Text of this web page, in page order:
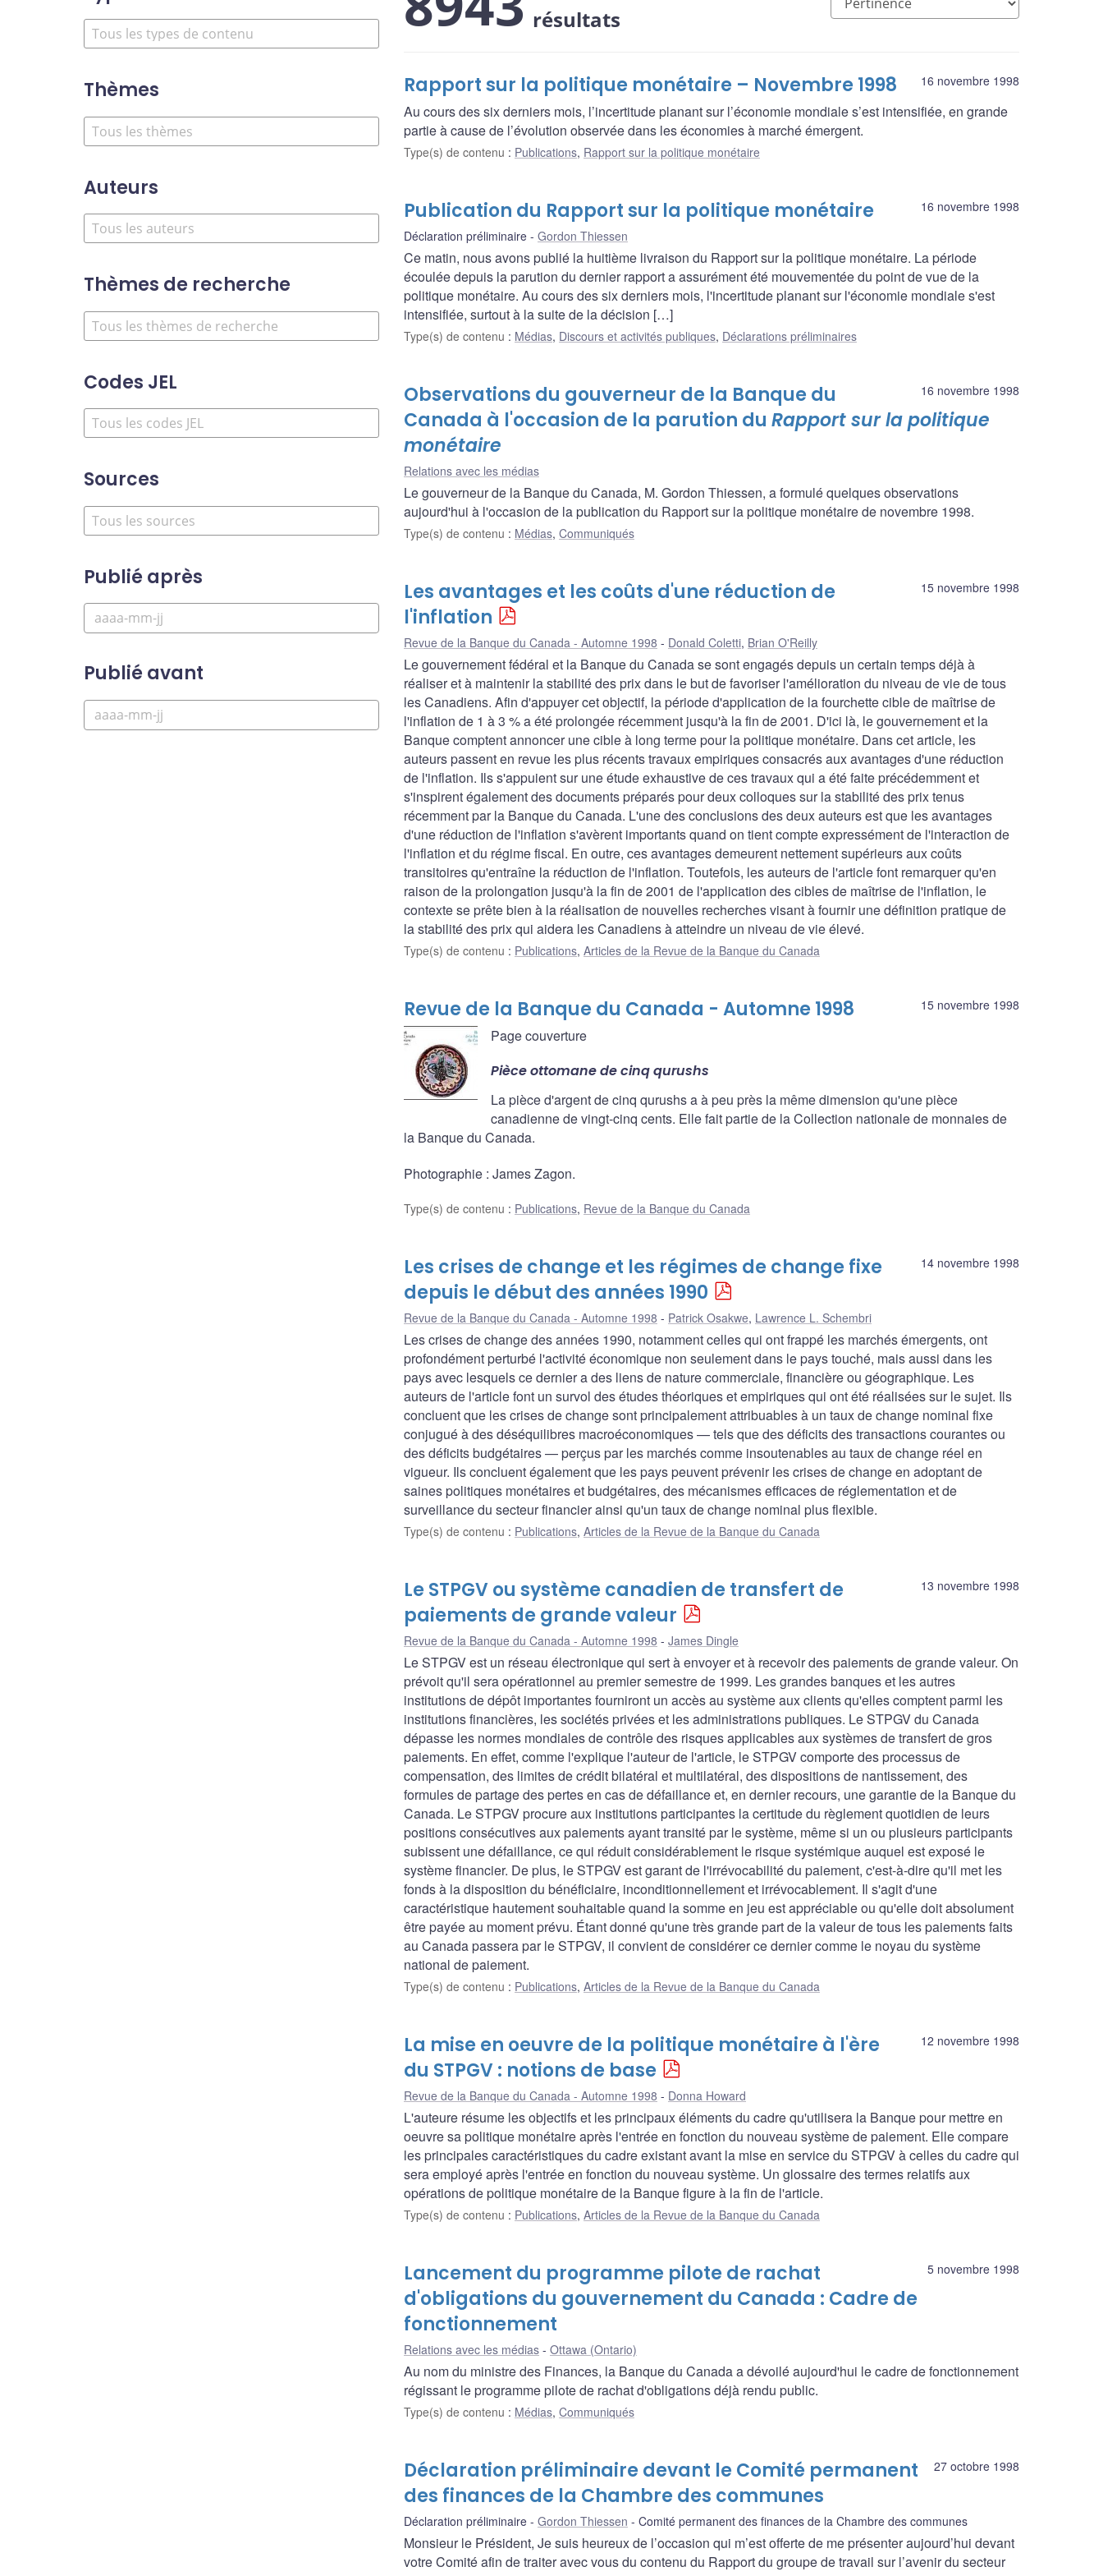
Thèmes
Auteurs
Thèmes de recherche
Codes JEL
Sources
Publié après
Publié avant
résultats
16 novembre 1998
Rapport sur la politique monétaire – Novembre 1998
Au cours des six derniers mois, l’incertitude planant sur l’économie mondiale s’est intensifiée, en grande
partie à cause de l’évolution observée dans les économies à marché émergent.
Type(s) de contenu : Publications, Rapport sur la politique monétaire
16 novembre 1998
Publication du Rapport sur la politique monétaire
Déclaration préliminaire Gordon Thiessen
Ce matin, nous avons publié la huitième livraison du Rapport sur la politique monétaire. La période
écoulée depuis la parution du dernier rapport a assurément été mouvementée du point de vue de la
politique monétaire. Au cours des six derniers mois, l'incertitude planant sur l'économie mondiale s'est
intensifiée, surtout à la suite de la décision […]
Type(s) de contenu : Médias, Discours et activités publiques, Déclarations préliminaires
16 novembre 1998
Observations du gouverneur de la Banque du
Canada à l'occasion de la parution du Rapport sur la politique
monétaire
Relations avec les médias
Le gouverneur de la Banque du Canada, M. Gordon Thiessen, a formulé quelques observations
aujourd'hui à l'occasion de la publication du Rapport sur la politique monétaire de novembre 1998.
Type(s) de contenu : Médias, Communiqués
15 novembre 1998
Les avantages et les coûts d'une réduction de
l'inflation
Revue de la Banque du Canada - Automne 1998 Donald Coletti, Brian O'Reilly
Le gouvernement fédéral et la Banque du Canada se sont engagés depuis un certain temps déjà à
réaliser et à maintenir la stabilité des prix dans le but de favoriser l'amélioration du niveau de vie de tous
les Canadiens. Afin d'appuyer cet objectif, la période d'application de la fourchette cible de maîtrise de
l'inflation de 1 à 3 % a été prolongée récemment jusqu'à la fin de 2001. D'ici là, le gouvernement et la
Banque comptent annoncer une cible à long terme pour la politique monétaire. Dans cet article, les
auteurs passent en revue les plus récents travaux empiriques consacrés aux avantages d'une réduction
de l'inflation. Ils s'appuient sur une étude exhaustive de ces travaux qui a été faite précédemment et
s'inspirent également des documents préparés pour deux colloques sur la stabilité des prix tenus
récemment par la Banque du Canada. L'une des conclusions des deux auteurs est que les avantages
d'une réduction de l'inflation s'avèrent importants quand on tient compte expressément de l'interaction de
l'inflation et du régime fiscal. En outre, ces avantages demeurent nettement supérieurs aux coûts
transitoires qu'entraîne la réduction de l'inflation. Toutefois, les auteurs de l'article font remarquer qu'en
raison de la prolongation jusqu'à la fin de 2001 de l'application des cibles de maîtrise de l'inflation, le
contexte se prête bien à la réalisation de nouvelles recherches visant à fournir une définition pratique de
la stabilité des prix qui aidera les Canadiens à atteindre un niveau de vie élevé.
Type(s) de contenu : Publications, Articles de la Revue de la Banque du Canada
15 novembre 1998
Revue de la Banque du Canada - Automne 1998
Page couverture
Pièce ottomane de cinq qurushs
La pièce d'argent de cinq qurushs a à peu près la même dimension qu'une pièce
canadienne de vingt-cinq cents. Elle fait partie de la Collection nationale de monnaies de
la Banque du Canada.
Photographie : James Zagon.
Type(s) de contenu : Publications, Revue de la Banque du Canada
14 novembre 1998
Les crises de change et les régimes de change fixe
depuis le début des années 1990
Revue de la Banque du Canada - Automne 1998 Patrick Osakwe, Lawrence L. Schembri
Les crises de change des années 1990, notamment celles qui ont frappé les marchés émergents, ont
profondément perturbé l'activité économique non seulement dans le pays touché, mais aussi dans les
pays avec lesquels ce dernier a des liens de nature commerciale, financière ou géographique. Les
auteurs de l'article font un survol des études théoriques et empiriques qui ont été réalisées sur le sujet. Ils
concluent que les crises de change sont principalement attribuables à un taux de change nominal fixe
conjugué à des déséquilibres macroéconomiques — tels que des déficits des transactions courantes ou
des déficits budgétaires — perçus par les marchés comme insoutenables au taux de change réel en
vigueur. Ils concluent également que les pays peuvent prévenir les crises de change en adoptant de
saines politiques monétaires et budgétaires, des mécanismes efficaces de réglementation et de
surveillance du secteur financier ainsi qu'un taux de change nominal plus flexible.
Type(s) de contenu : Publications, Articles de la Revue de la Banque du Canada
13 novembre 1998
Le STPGV ou système canadien de transfert de
paiements de grande valeur
Revue de la Banque du Canada - Automne 1998 James Dingle
Le STPGV est un réseau électronique qui sert à envoyer et à recevoir des paiements de grande valeur. On
prévoit qu'il sera opérationnel au premier semestre de 1999. Les grandes banques et les autres
institutions de dépôt importantes fourniront un accès au système aux clients qu'elles comptent parmi les
institutions financières, les sociétés privées et les administrations publiques. Le STPGV du Canada
dépasse les normes mondiales de contrôle des risques applicables aux systèmes de transfert de gros
paiements. En effet, comme l'explique l'auteur de l'article, le STPGV comporte des processus de
compensation, des limites de crédit bilatéral et multilatéral, des dispositions de nantissement, des
formules de partage des pertes en cas de défaillance et, en dernier recours, une garantie de la Banque du
Canada. Le STPGV procure aux institutions participantes la certitude du règlement quotidien de leurs
positions consécutives aux paiements ayant transité par le système, même si un ou plusieurs participants
subissent une défaillance, ce qui réduit considérablement le risque systémique auquel est exposé le
système financier. De plus, le STPGV est garant de l'irrévocabilité du paiement, c'est-à-dire qu'il met les
fonds à la disposition du bénéficiaire, inconditionnellement et irrévocablement. Il s'agit d'une
caractéristique hautement souhaitable quand la somme en jeu est appréciable ou qu'elle doit absolument
être payée au moment prévu. Étant donné qu'une très grande part de la valeur de tous les paiements faits
au Canada passera par le STPGV, il convient de considérer ce dernier comme le noyau du système
national de paiement.
Type(s) de contenu : Publications, Articles de la Revue de la Banque du Canada
12 novembre 1998
La mise en oeuvre de la politique monétaire à l'ère
du STPGV : notions de base
Revue de la Banque du Canada - Automne 1998 Donna Howard
L'auteure résume les objectifs et les principaux éléments du cadre qu'utilisera la Banque pour mettre en
oeuvre sa politique monétaire après l'entrée en fonction du nouveau système de paiement. Elle compare
les principales caractéristiques du cadre existant avant la mise en service du STPGV à celles du cadre qui
sera employé après l'entrée en fonction du nouveau système. Un glossaire des termes relatifs aux
opérations de politique monétaire de la Banque figure à la fin de l'article.
Type(s) de contenu : Publications, Articles de la Revue de la Banque du Canada
5 novembre 1998
Lancement du programme pilote de rachat
d'obligations du gouvernement du Canada : Cadre de
fonctionnement
Relations avec les médias Ottawa (Ontario)
Au nom du ministre des Finances, la Banque du Canada a dévoilé aujourd'hui le cadre de fonctionnement
régissant le programme pilote de rachat d'obligations déjà rendu public.
Type(s) de contenu : Médias, Communiqués
27 octobre 1998
Déclaration préliminaire devant le Comité permanent
des finances de la Chambre des communes
Déclaration préliminaire Gordon Thiessen Comité permanent des finances de la Chambre des communes
Monsieur le Président, Je suis heureux de l’occasion qui m’est offerte de me présenter aujourd’hui devant
votre Comité afin de traiter avec vous du contenu du Rapport du groupe de travail sur l’avenir du secteur